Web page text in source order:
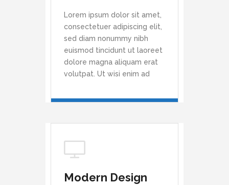
Lorem ipsum dolor sit amet,
consectetuer adipiscing elit,
sed diam nonummy nibh
euismod tincidunt ut laoreet
dolore magna aliquam erat
volutpat. Ut wisi enim ad
Modern Design